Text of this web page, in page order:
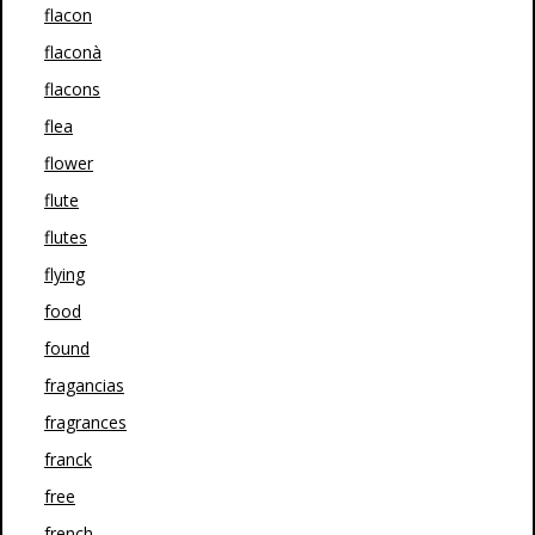
flacon
flaconà
flacons
flea
flower
flute
flutes
flying
food
found
fragancias
fragrances
franck
free